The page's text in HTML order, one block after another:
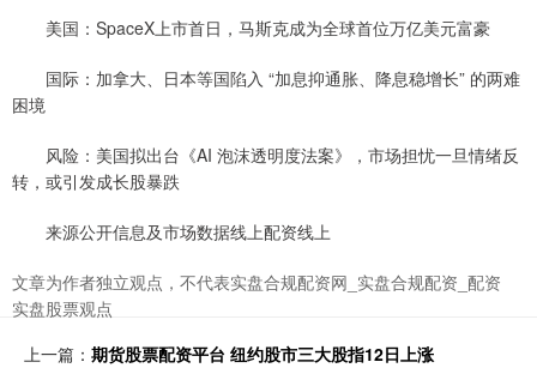
美国：SpaceX上市首日，马斯克成为全球首位万亿美元富豪
国际：加拿大、日本等国陷入 “加息抑通胀、降息稳增长” 的两难
困境
风险：美国拟出台《AI 泡沫透明度法案》，市场担忧一旦情绪反
转，或引发成长股暴跌
来源公开信息及市场数据线上配资线上
文章为作者独立观点，不代表实盘合规配资网_实盘合规配资_配资
实盘股票观点
上一篇： 期货股票配资平台 纽约股市三大股指12日上涨